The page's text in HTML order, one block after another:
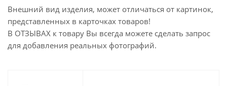
Внешний вид изделия, может отличаться от картинок,
представленных в карточках товаров!
В ОТЗЫВАХ к товару Вы всегда можете сделать запрос
для добавления реальных фотографий.